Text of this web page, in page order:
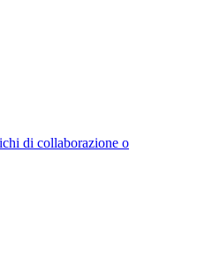
di collaborazione o